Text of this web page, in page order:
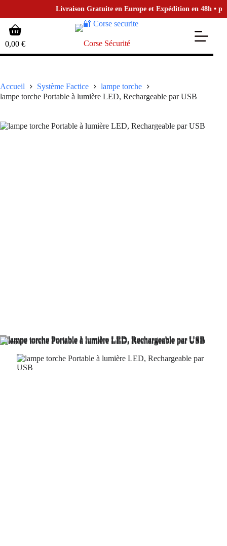
Livraison Gratuite en Europe et Expédition en 48h •
contenu
Panier
d’achat
0,00 € Corse Sécurité
Accueil Système Factice
lampe torche
lampe torche Portable à lumière LED, Rechargeable par USB